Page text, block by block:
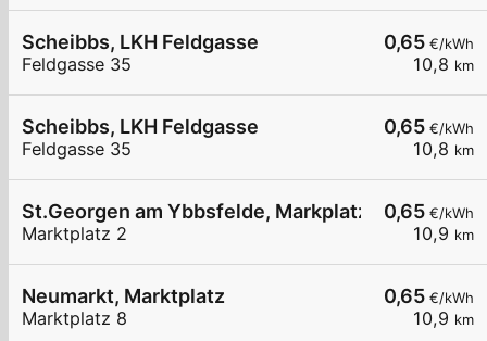
0,65 €/kWh
10,8 km
Scheibbs, LKH Feldgasse
Feldgasse 35
0,65 €/kWh
10,8 km
Scheibbs, LKH Feldgasse
Feldgasse 35
0,65 €/kWh
10,9 km
St.Georgen am Ybbsfelde, Markplatz
Marktplatz 2
0,65 €/kWh
10,9 km
Neumarkt, Marktplatz
Marktplatz 8